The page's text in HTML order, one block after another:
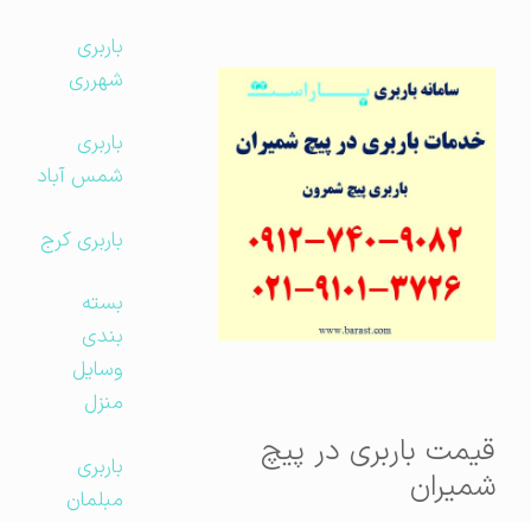
قیمت باربری در پیچ
شمیران
باربری
شهرری
باربری
شمس آباد
باربری کرج
بسته
بندی
وسایل
منزل
باربری
مبلمان